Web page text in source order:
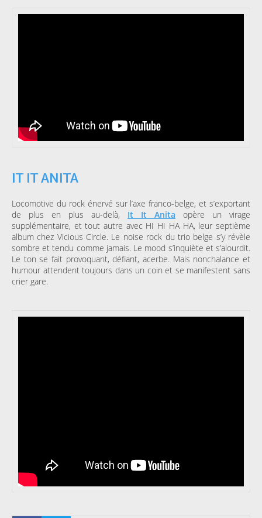
IT IT ANITA
Locomotive du rock énervé sur l’axe franco-belge, et s’exportant
de plus en plus au-delà, It It Anita opère un virage
supplémentaire, et tout autre avec HI HI HA HA, leur septième
album chez Vicious Circle. Le noise rock du trio belge s’y révèle
sombre et tendu comme jamais. Le mood s’inquiète et s’alourdit.
Le ton se fait provoquant, défiant, acerbe. Mais nonchalance et
humour attendent toujours dans un coin et se manifestent sans
crier gare.